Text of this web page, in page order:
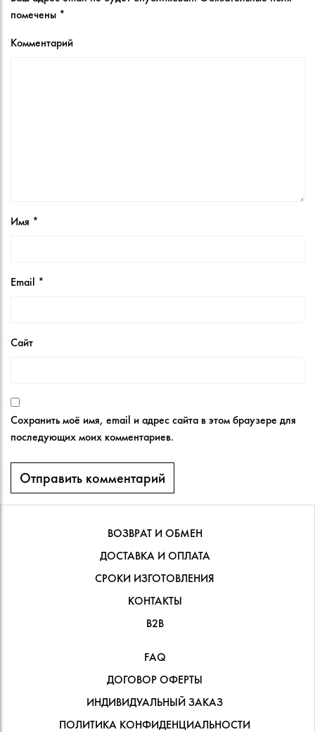
помечены *
Комментарий
Имя *
Email *
Сайт
Сохранить моё имя, email и адрес сайта в этом браузере для
последующих моих комментариев.
ВОЗВРАТ И ОБМЕН
ДОСТАВКА И ОПЛАТА
СРОКИ ИЗГОТОВЛЕНИЯ
КОНТАКТЫ
В2В
FAQ
ДОГОВОР ОФЕРТЫ
ИНДИВИДУАЛЬНЫЙ ЗАКАЗ
ПОЛИТИКА КОНФИДЕНЦИАЛЬНОСТИ